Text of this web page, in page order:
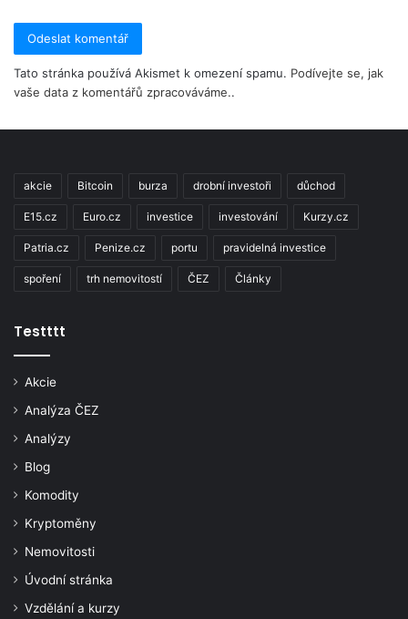
Tato stránka používá Akismet k omezení spamu. Podívejte se, jak
vaše data z komentářů zpracováváme..
akcie Bitcoin burza drobní investoři důchod
E15.cz Euro.cz investice investování Kurzy.cz
Patria.cz Penize.cz portu pravidelná investice
spoření trh nemovitostí ČEZ Články
Testttt
Akcie
Analýza ČEZ
Analýzy
Blog
Komodity
Kryptoměny
Nemovitosti
Úvodní stránka
Vzdělání a kurzy